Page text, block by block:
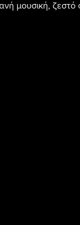
μουσική,